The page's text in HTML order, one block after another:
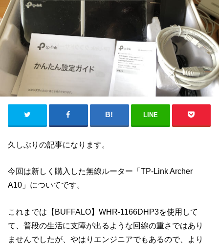
LINE
久しぶりの記事になります。
今回は新しく購入した無線ルーター「TP-Link Archer
A10」についてです。
これまでは【BUFFALO】WHR-1166DHP3を使用して
て、普段の生活に支障が出るような回線の重さではあり
ませんでしたが、やはりエンジニアでもあるので、より